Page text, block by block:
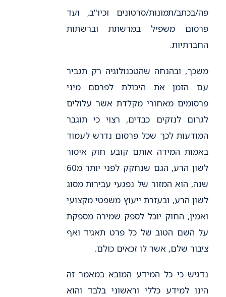
פה/בכתב/תמונות/סרטונים וכיו"ב, ועד
פרסום משפיל במרשתת וברשתות
החברתיות.
משכך, ובהנחה שהטכנולוגיה רק תגביר
עם הזמן את היכולת לפרסם מיני
פרסומים מאחורי מקלדת אשר עלולים
לגרום לנזקים כבדים, רצוי כי תוגבר
המודעות לכך שכל פרסום נדרש לעמוד
באמות המידה אותם קובע חוק איסור
לשון הרע, הגם שנחקק לפני יותר מ60
שנה, הוא המזור של נפגעי עבירות מסוג
לשון הרע, ובעזרת ייעוץ משפטי מקצועי
ואמין, החוק יוכל לספק שמירה מספקת
על השם הטוב של כל פרט תאגיד ואף
ציבור שלם, אשר לו זכאים כולם.
נדגיש כי כל המידע המובא במאמר זה
הינו למידע כללי וראשוני בלבד והוא